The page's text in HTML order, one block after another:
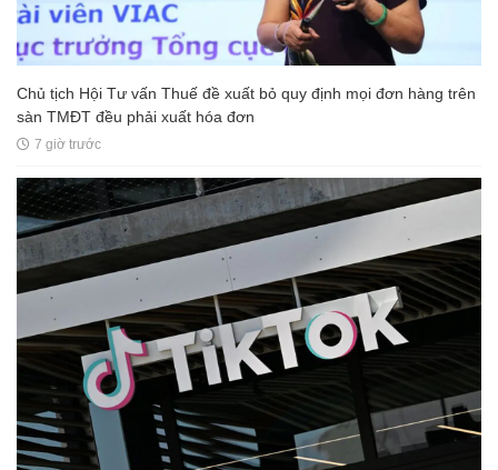
Chủ tịch Hội Tư vấn Thuế đề xuất bỏ quy định mọi đơn hàng trên
sàn TMĐT đều phải xuất hóa đơn
7 giờ trước